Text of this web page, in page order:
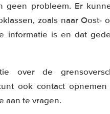
geen probleem. Er
zoals naar Oost-
informatie is en dat
over de
ook contact
aan te vragen.